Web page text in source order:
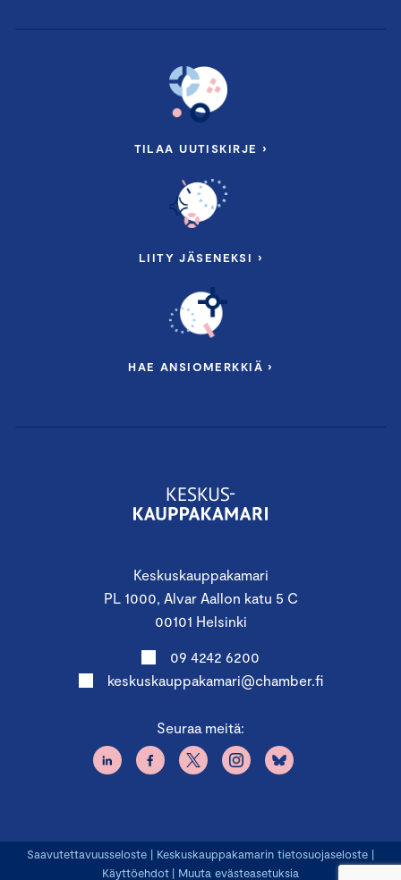
Keskuskauppakamari
PL 1000, Alvar Aallon katu 5 C
00101 Helsinki
09 4242 6200
keskuskauppakamari@chamber.fi
Seuraa meitä:
TILAA UUTISKIRJE ›
LIITY JÄSENEKSI ›
HAE ANSIOMERKKIÄ ›
Saavutettavuusseloste | Keskuskauppakamarin tietosuojaseloste |
Käyttöehdot | Muuta evästeasetuksia